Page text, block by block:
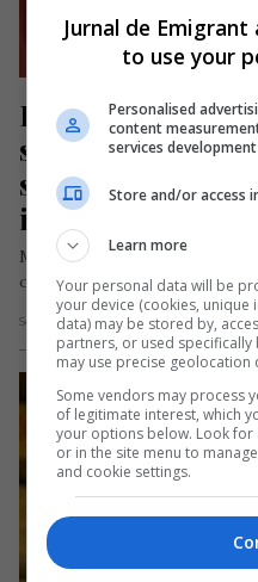
Româncă
străinătate, dată
sa din România.
intre în contact cu
Muscă Giorgiana Roxana, o
originară din Orăștie, a fost
Scris de Mihai Diaconu - duminică, 11
Jurnal de
to use your
Personalised
content
services development
Store and/or access
Learn more
Your personal data will be
your device (cookies,
data) may be stored by,
partners, or used
may use precise geolocation
Some vendors may process
of legitimate interest, which
your options below. Look
or in the site menu to
and cookie settings.